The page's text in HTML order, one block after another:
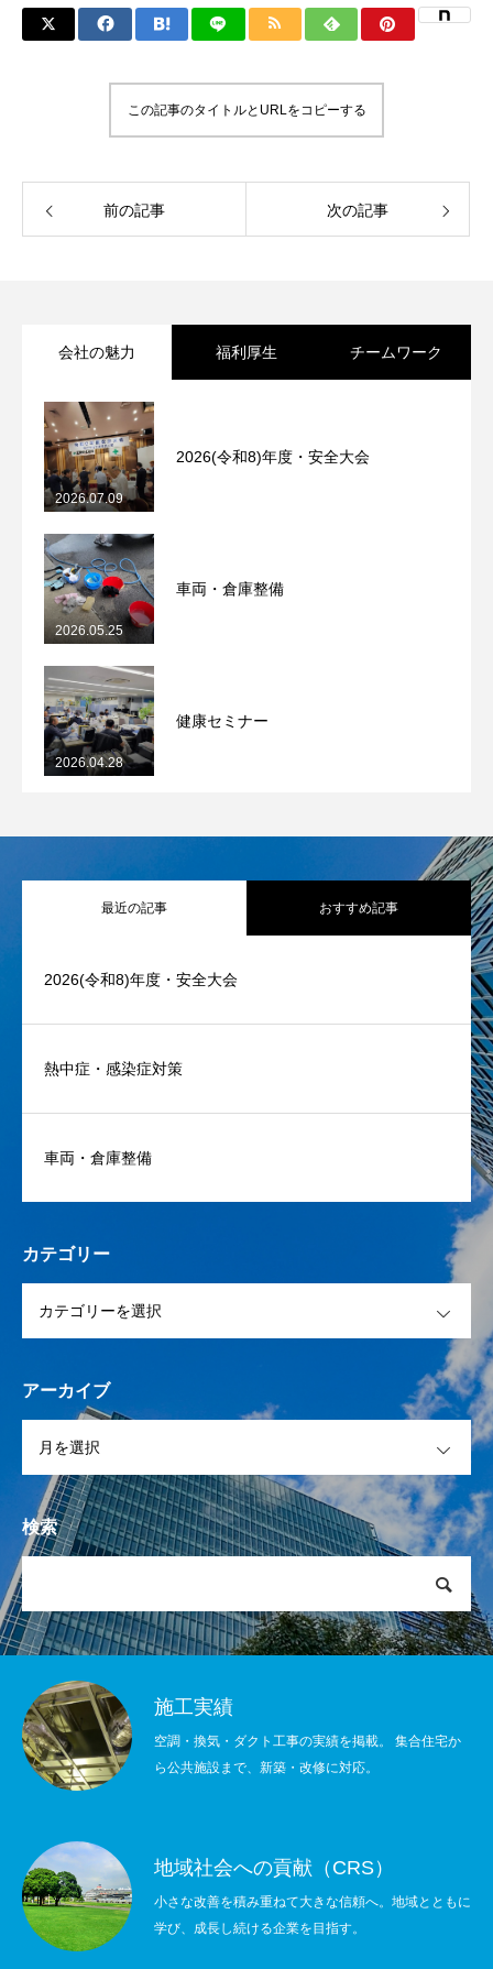
この記事のタイトルとURLをコピーする
前の記事 次の記事
会社の魅力 福利厚生 チームワーク
2026(令和8)年度・安全大会
2026.07.09
車両・倉庫整備
2026.05.25
健康セミナー
2026.04.28
最近の記事 おすすめ記事
2026(令和8)年度・安全大会
熱中症・感染症対策
車両・倉庫整備
カテゴリー
アーカイブ
検索
施工実績
空調・換気・ダクト工事の実績を掲載。 集合住宅か
ら公共施設まで、新築・改修に対応。
地域社会への貢献（CRS）
小さな改善を積み重ねて大きな信頼へ。地域とともに
学び、成長し続ける企業を目指す。